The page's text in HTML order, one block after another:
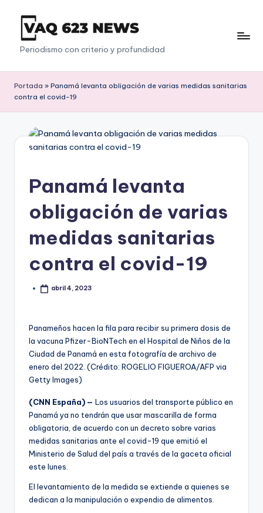
Saltar
contenido
V
a
q
6
3
Periodismo con criterio y profundidad
Portada » Panamá levanta obligación de varias medidas sanitarias
contra el covid-19
Panamá levanta
obligación de varias
medidas sanitarias
contra el covid-19
abril 4, 2023
Panameños hacen la fila para recibir su primera dosis de
la vacuna Pfizer-BioNTech en el Hospital de Niños de la
Ciudad de Panamá en esta fotografía de archivo de
enero del 2022. (Crédito: ROGELIO FIGUEROA/AFP via
Getty Images)
(CNN España) — Los usuarios del transporte público en
Panamá ya no tendrán que usar mascarilla de forma
obligatoria, de acuerdo con un decreto sobre varias
medidas sanitarias ante el covid-19 que emitió el
Ministerio de Salud del país a través de la gaceta oficial
este lunes.
El levantamiento de la medida se extiende a quienes se
dedican a la manipulación o expendio de alimentos.